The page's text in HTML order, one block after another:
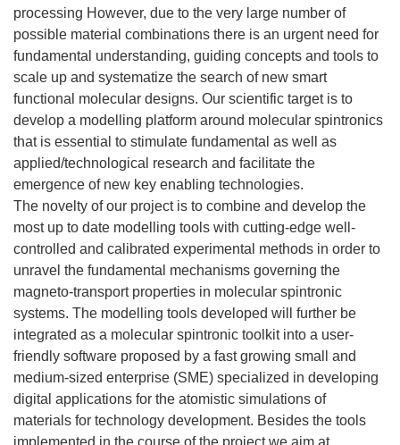
processing However, due to the very large number of
possible material combinations there is an urgent need for
fundamental understanding, guiding concepts and tools to
scale up and systematize the search of new smart
functional molecular designs. Our scientific target is to
develop a modelling platform around molecular spintronics
that is essential to stimulate fundamental as well as
applied/technological research and facilitate the
emergence of new key enabling technologies.
The novelty of our project is to combine and develop the
most up to date modelling tools with cutting-edge well-
controlled and calibrated experimental methods in order to
unravel the fundamental mechanisms governing the
magneto-transport properties in molecular spintronic
systems. The modelling tools developed will further be
integrated as a molecular spintronic toolkit into a user-
friendly software proposed by a fast growing small and
medium-sized enterprise (SME) specialized in developing
digital applications for the atomistic simulations of
materials for technology development. Besides the tools
implemented in the course of the project we aim at